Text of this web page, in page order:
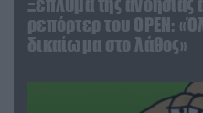
Ξέπλυμα της ανοησίας
ρεπόρτερ του ΟΡΕΝ:
δικαίωμα στο λάθος»